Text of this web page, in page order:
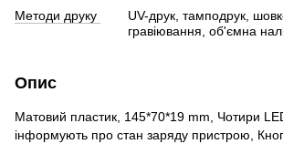
Методи друку
UV-друк, тамподрук,
гравіювання, об'ємна
Опис
Матовий пластик, 145*70*19 mm, Чотири
інформують про стан заряду пристрою,